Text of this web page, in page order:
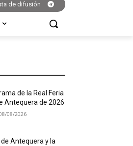
de difusión
de la Real Feria
Antequera de 2026
08/2026
de Antequera y la